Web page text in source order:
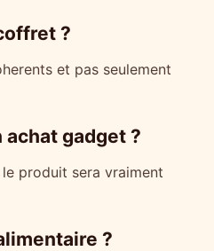
?
et pas seulement
gadget ?
produit sera vraiment
?